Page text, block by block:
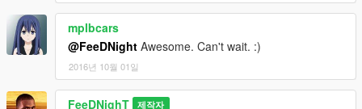
mplbcars
@FeeDNight Awesome. Can't wait. :)
2016년 10월 01일
FeeDNighT 제작자